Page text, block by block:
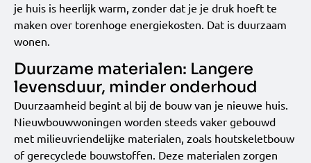
je huis is heerlijk warm, zonder dat je je druk hoeft te
maken over torenhoge energiekosten. Dat is duurzaam
wonen.
Duurzame materialen: Langere
levensduur, minder onderhoud
Duurzaamheid begint al bij de bouw van je nieuwe huis.
Nieuwbouwwoningen worden steeds vaker gebouwd
met milieuvriendelijke materialen, zoals houtskeletbouw
of gerecyclede bouwstoffen. Deze materialen zorgen